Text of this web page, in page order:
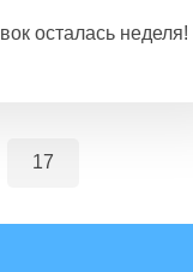
осталась неделя!
17